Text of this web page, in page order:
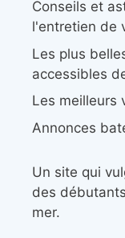
Conseils et
l'entretien de
Les plus
accessibles
Les meilleurs
Annonces
Un site qui
des
mer.